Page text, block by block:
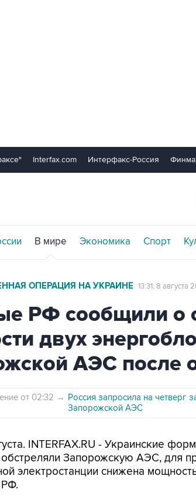
Interfax.com Интерфакс-Россия
В мире Экономика Спорт
ОПЕРАЦИЯ НА УКРАИНЕ 13:31, 8 августа
РФ сообщили о
двух
АЭС после
от 02:32 → Россия запросила на четверг
Запорожской АЭС
INTERFAX.RU - Украинские
Запорожскую АЭС, для
электростанции снижена